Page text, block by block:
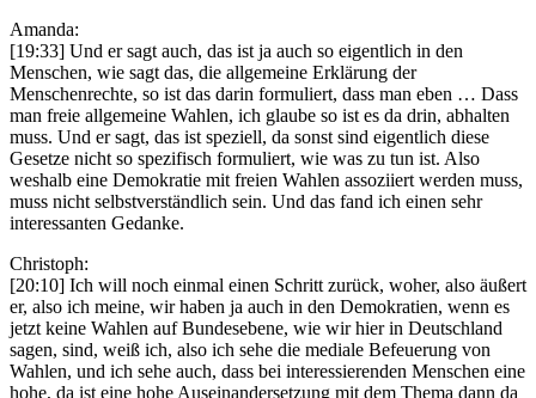
Amanda:
[19:33] Und er sagt auch, das ist ja auch so eigentlich in den
Menschen, wie sagt das, die allgemeine Erklärung der
Menschenrechte, so ist das darin formuliert, dass man eben … Dass
man freie allgemeine Wahlen, ich glaube so ist es da drin, abhalten
muss. Und er sagt, das ist speziell, da sonst sind eigentlich diese
Gesetze nicht so spezifisch formuliert, wie was zu tun ist. Also
weshalb eine Demokratie mit freien Wahlen assoziiert werden muss,
muss nicht selbstverständlich sein. Und das fand ich einen sehr
interessanten Gedanke.
Christoph:
[20:10] Ich will noch einmal einen Schritt zurück, woher, also äußert
er, also ich meine, wir haben ja auch in den Demokratien, wenn es
jetzt keine Wahlen auf Bundesebene, wie wir hier in Deutschland
sagen, sind, weiß ich, also ich sehe die mediale Befeuerung von
Wahlen, und ich sehe auch, dass bei interessierenden Menschen eine
hohe, da ist eine hohe Auseinandersetzung mit dem Thema dann da